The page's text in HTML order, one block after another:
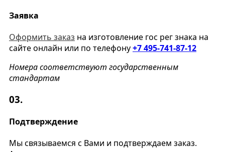
Заявка
Оформить заказ на изготовление гос рег знака на
сайте онлайн или по телефону+7 495-741-87-12
Номера соответствуют государственным
стандартам
03.
Подтверждение
Мы связываемся с Вами и подтверждаем заказ.